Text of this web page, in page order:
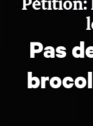
Pas